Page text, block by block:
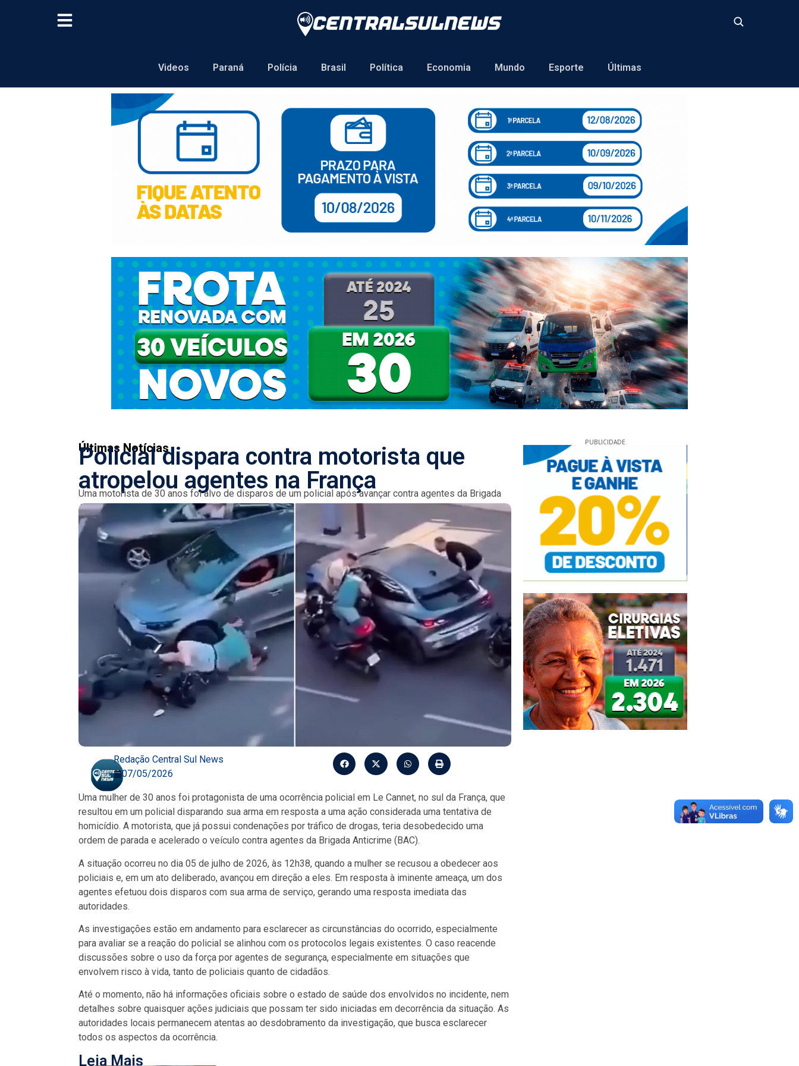
Videos Paraná Polícia Brasil Política Economia Mundo Esporte Últimas
Últimas Notícias
Policial dispara contra motorista que
atropelou agentes na França
Uma motorista de 30 anos foi alvo de disparos de um policial após avançar contra agentes da Brigada
Anticrime em Le Cannet. O incidente, que...
Redação Central Sul News
07/05/2026
Uma mulher de 30 anos foi protagonista de uma ocorrência policial em Le Cannet, no sul da França, que
resultou em um policial disparando sua arma em resposta a uma ação considerada uma tentativa de
homicídio. A motorista, que já possui condenações por tráfico de drogas, teria desobedecido uma
ordem de parada e acelerado o veículo contra agentes da Brigada Anticrime (BAC).
A situação ocorreu no dia 05 de julho de 2026, às 12h38, quando a mulher se recusou a obedecer aos
policiais e, em um ato deliberado, avançou em direção a eles. Em resposta à iminente ameaça, um dos
agentes efetuou dois disparos com sua arma de serviço, gerando uma resposta imediata das
autoridades.
As investigações estão em andamento para esclarecer as circunstâncias do ocorrido, especialmente
para avaliar se a reação do policial se alinhou com os protocolos legais existentes. O caso reacende
discussões sobre o uso da força por agentes de segurança, especialmente em situações que
envolvem risco à vida, tanto de policiais quanto de cidadãos.
Até o momento, não há informações oficiais sobre o estado de saúde dos envolvidos no incidente, nem
detalhes sobre quaisquer ações judiciais que possam ter sido iniciadas em decorrência da situação. As
autoridades locais permanecem atentas ao desdobramento da investigação, que busca esclarecer
todos os aspectos da ocorrência.
Leia Mais
PUBLICIDADE